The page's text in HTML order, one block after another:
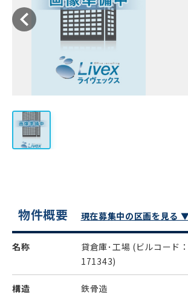
物件概要 現在募集中の区画を見る
名称 貸倉庫･工場 (ビルコード：
171343)
構造 鉄骨造